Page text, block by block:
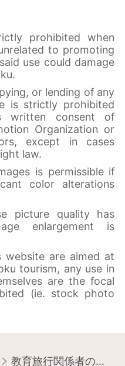
prohibited when
to promoting
use could damage
or lending of any
is strictly prohibited
written consent of
Organization or
except in cases
law.
is permissible if
color alterations
picture quality has
enlargement is
website are aimed at
tourism, any use in
are the focal
(ie. stock photo
教育旅行関係者の皆様へ